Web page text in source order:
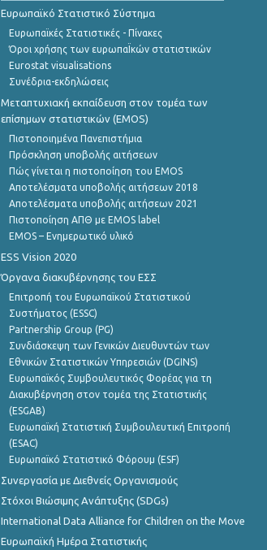
Ευρωπαϊκό Στατιστικό Σύστημα
Ευρωπαϊκές Στατιστικές - Πίνακες
Όροι χρήσης των ευρωπαΪκών στατιστικών
Eurostat visualisations
Συνέδρια-εκδηλώσεις
Μεταπτυχιακή εκπαίδευση στον τομέα των
επίσημων στατιστικών (EMOS)
Πιστοποιημένα Πανεπιστήμια
Πρόσκληση υποβολής αιτήσεων
Πώς γίνεται η πιστοποίηση του EMOS
Αποτελέσματα υποβολής αιτήσεων 2018
Αποτελέσματα υποβολής αιτήσεων 2021
Πιστοποίηση ΑΠΘ με EMOS label
EMOS – Ενημερωτικό υλικό
ESS Vision 2020
Όργανα διακυβέρνησης του ΕΣΣ
Επιτροπή του Ευρωπαϊκού Στατιστικού
Συστήματος (ESSC)
Partnership Group (PG)
Συνδιάσκεψη των Γενικών Διευθυντών των
Εθνικών Στατιστικών Υπηρεσιών (DGINS)
Ευρωπαϊκός Συμβουλευτικός Φορέας για τη
Διακυβέρνηση στον τομέα της Στατιστικής
(ESGAB)
Ευρωπαϊκή Στατιστική Συμβουλευτική Επιτροπή
(ESAC)
Ευρωπαϊκό Στατιστικό Φόρουμ (ESF)
Συνεργασία με Διεθνείς Οργανισμούς
Στόχοι Βιώσιμης Ανάπτυξης (SDGs)
International Data Alliance for Children on the Move
Ευρωπαϊκή Ημέρα Στατιστικής